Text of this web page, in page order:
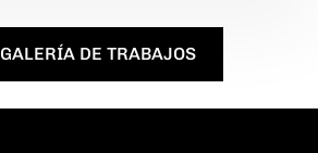
GALERÍA DE TRABAJOS